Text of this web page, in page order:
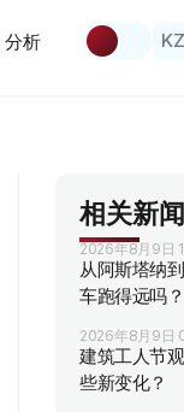
分析 KZ
相关新闻
2026年8月9日
从阿斯塔纳
车跑得远吗？
2026年8月9日
建筑工人节
些新变化？